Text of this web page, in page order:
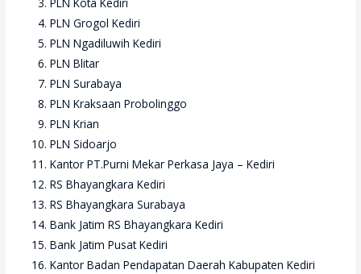
PLN Grogol Kediri
PLN Ngadiluwih Kediri
PLN Blitar
PLN Surabaya
PLN Kraksaan Probolinggo
PLN Krian
PLN Sidoarjo
Kantor PT.Purni Mekar Perkasa Jaya – Kediri
RS Bhayangkara Kediri
RS Bhayangkara Surabaya
Bank Jatim RS Bhayangkara Kediri
Bank Jatim Pusat Kediri
Kantor Badan Pendapatan Daerah Kabupaten Kediri